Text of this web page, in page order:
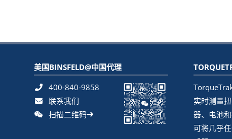
美国BINSFELD@中国代理
400-840-9858
联系我们
扫描二维码
实时测量
器、电池
可将几乎